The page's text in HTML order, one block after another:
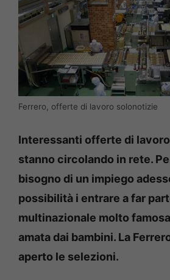
Ferrero, offerte di lavoro solonotizie
Interessanti offerte di
stanno circolando in rete.
bisogno di un impiego
possibilità i entrare a far
multinazionale molto
amata dai bambini. La
aperto le selezioni.